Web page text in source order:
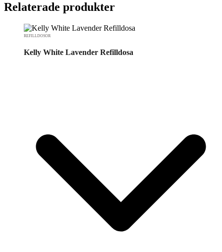
Relaterade produkter
REFILLDOSOR
Kelly White Lavender Refilldosa